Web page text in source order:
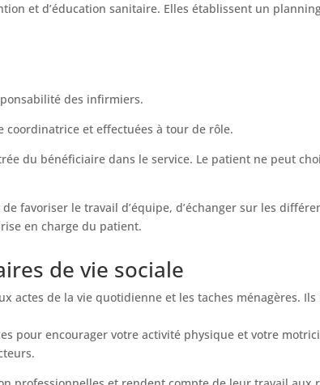
et d’éducation sanitaire. Elles établissent un
des infirmiers.
et effectuées à tour de rôle.
du bénéficiaire dans le service. Le patient ne peut
favoriser le travail d’équipe, d’échanger sur les
en charge du patient.
de vie sociale
actes de la vie quotidienne et les taches ménagères.
pour encourager votre activité physique et votre